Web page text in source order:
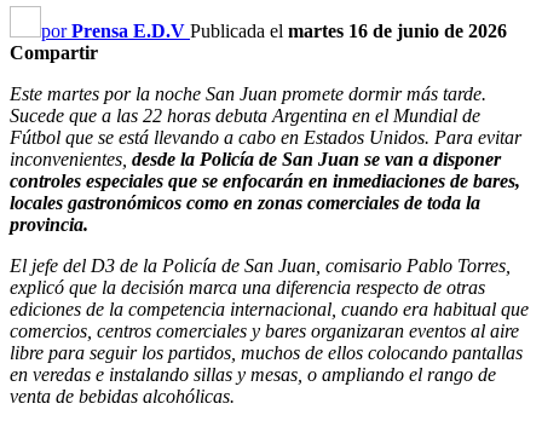
porPrensa E.D.V Publicada el martes 16 de junio de 2026
Compartir
Este martes por la noche San Juan promete dormir más tarde.
Sucede que a las 22 horas debuta Argentina en el Mundial de
Fútbol que se está llevando a cabo en Estados Unidos. Para evitar
inconvenientes, desde la Policía de San Juan se van a disponer
controles especiales que se enfocarán en inmediaciones de bares,
locales gastronómicos como en zonas comerciales de toda la
provincia.
El jefe del D3 de la Policía de San Juan, comisario Pablo Torres,
explicó que la decisión marca una diferencia respecto de otras
ediciones de la competencia internacional, cuando era habitual que
comercios, centros comerciales y bares organizaran eventos al aire
libre para seguir los partidos, muchos de ellos colocando pantallas
en veredas e instalando sillas y mesas, o ampliando el rango de
venta de bebidas alcohólicas.